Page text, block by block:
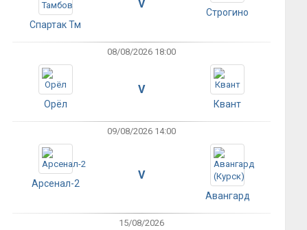
Спартак Тм
V
Строгино
08/08/2026 18:00
Орёл
V
Квант
09/08/2026 14:00
Арсенал-2
V
Авангард
15/08/2026